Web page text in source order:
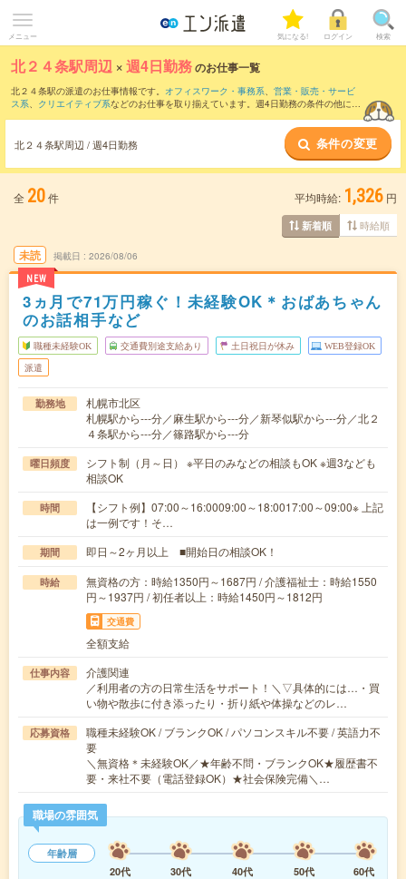
メニュー 気になる! ログイン 検索
北２４条駅周辺 ×週4日勤務のお仕事一覧
北２４条駅の派遣のお仕事情報です。 オフィスワーク・事務系、 営業・販売・サービ
ス系、 クリエイティブ系などのお仕事を取り揃えています。週4日勤務の条件の他に、
北２４条駅周辺 / 週4日勤務 条件の変更
全 20件 平均時給: 1,326 円
新着順 時給順
未読
NEW
掲載日 2026/08/06
3ヵ月で71万円稼ぐ！未経験OK＊おばあちゃん
のお話相手など
職種未経験OK 交通費別途支給あり 土日祝日が休み WEB登録OK
派遣
勤務地
札幌市北区
札幌駅から---分／麻生駅から---分／新琴似駅から---分／北２
４条駅から---分／篠路駅から---分
曜日頻度
シフト制（月～日） ※平日のみなどの相談もOK ※週3なども
相談OK
時間
【シフト例】07:00～16:0009:00～18:0017:00～09:00※ 上記
は一例です！そ…
期間 即日～2ヶ月以上 ■開始日の相談OK！
時給
無資格の方：時給1350円～1687円 / 介護福祉士：時給1550
円～1937円 / 初任者以上：時給1450円～1812円
交通費
全額支給
仕事内容
介護関連
／利用者の方の日常生活をサポート！＼▽具体的には…・買
い物や散歩に付き添ったり・折り紙や体操などのレ…
応募資格
職種未経験OK / ブランクOK / パソコンスキル不要 / 英語力不
要
＼無資格＊未経験OK／★年齢不問・ブランクOK★履歴書不
要・来社不要（電話登録OK）★社会保険完備＼…
職場の雰囲気
年齢層
20代
30代 40代 50代
60代